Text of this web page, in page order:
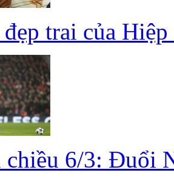
trai của
chiều 6/3: Đuổi